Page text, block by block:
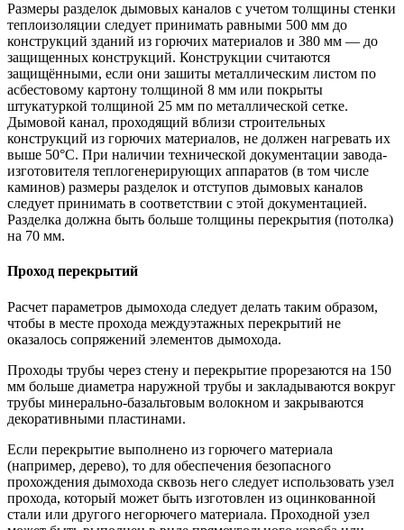
Размеры разделок дымовых каналов с учетом толщины стенки
теплоизоляции следует принимать равными 500 мм до
конструкций зданий из горючих материалов и 380 мм — до
защищенных конструкций. Конструкции считаются
защищёнными, если они зашиты металлическим листом по
асбестовому картону толщиной 8 мм или покрыты
штукатуркой толщиной 25 мм по металлической сетке.
Дымовой канал, проходящий вблизи строительных
конструкций из горючих материалов, не должен нагревать их
выше 50°С. При наличии технической документации завода-
изготовителя теплогенерирующих аппаратов (в том числе
каминов) размеры разделок и отступов дымовых каналов
следует принимать в соответствии с этой документацией.
Разделка должна быть больше толщины перекрытия (потолка)
на 70 мм.
Проход перекрытий
Расчет параметров дымохода следует делать таким образом,
чтобы в месте прохода междуэтажных перекрытий не
оказалось сопряжений элементов дымохода.
Проходы трубы через стену и перекрытие прорезаются на 150
мм больше диаметра наружной трубы и закладываются вокруг
трубы минерально-базальтовым волокном и закрываются
декоративными пластинами.
Если перекрытие выполнено из горючего материала
(например, дерево), то для обеспечения безопасного
прохождения дымохода сквозь него следует использовать узел
прохода, который может быть изготовлен из оцинкованной
стали или другого негорючего материала. Проходной узел